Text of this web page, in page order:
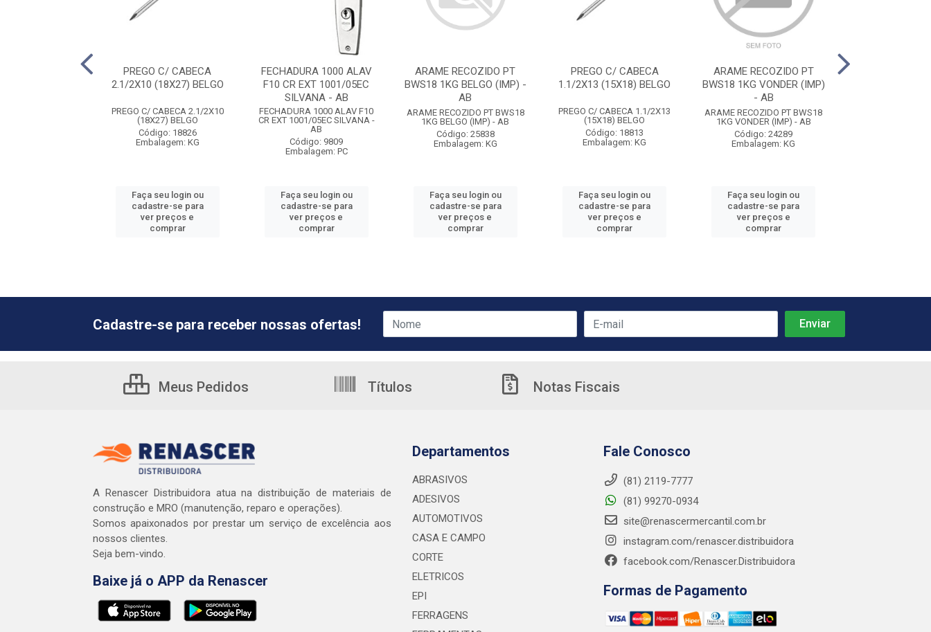
PREGO C/ CABECA
2.1/2X10 (18X27) BELGO
PREGO C/ CABECA 2.1/2X10
(18X27) BELGO
Código: 18826
Embalagem: KG
Faça seu login ou
cadastre-se para
ver preços e
comprar
FECHADURA 1000 ALAV
F10 CR EXT 1001/05EC
SILVANA - AB
FECHADURA 1000 ALAV F10
CR EXT 1001/05EC SILVANA -
AB
Código: 9809
Embalagem: PC
Faça seu login ou
cadastre-se para
ver preços e
comprar
ARAME RECOZIDO PT
BWS18 1KG BELGO (IMP) -
AB
ARAME RECOZIDO PT BWS18
1KG BELGO (IMP) - AB
Código: 25838
Embalagem: KG
Faça seu login ou
cadastre-se para
ver preços e
comprar
PREGO C/ CABECA
1.1/2X13 (15X18) BELGO
PREGO C/ CABECA 1.1/2X13
(15X18) BELGO
Código: 18813
Embalagem: KG
Faça seu login ou
cadastre-se para
ver preços e
comprar
ARAME RECOZIDO PT
BWS18 1KG VONDER (IMP)
- AB
ARAME RECOZIDO PT BWS18
1KG VONDER (IMP) - AB
Código: 24289
Embalagem: KG
Faça seu login ou
cadastre-se para
ver preços e
comprar
Cadastre-se para receber nossas ofertas!
Meus Pedidos Títulos Notas Fiscais
A Renascer Distribuidora atua na distribuição de materiais de
construção e MRO (manutenção, reparo e operações).
Somos apaixonados por prestar um serviço de excelência aos
nossos clientes.
Seja bem-vindo.
Baixe já o APP da Renascer
Departamentos
ABRASIVOS
ADESIVOS
AUTOMOTIVOS
CASA E CAMPO
CORTE
ELETRICOS
EPI
FERRAGENS
Fale Conosco
(81) 2119-7777
(81) 99270-0934
site@renascermercantil.com.br
instagram.com/renascer.distribuidora
facebook.com/Renascer.Distribuidora
Formas de Pagamento